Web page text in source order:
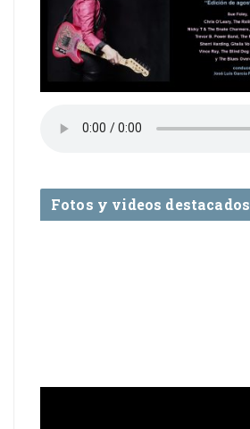
Fotos y videos destacados